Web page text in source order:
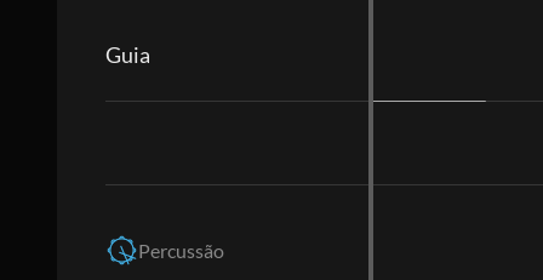
Guia
Percussão